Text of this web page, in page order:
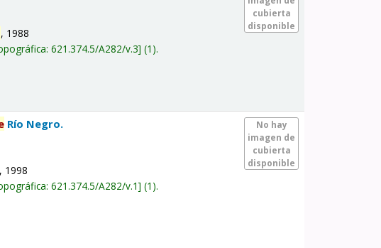
cubierta
disponible
, 1988
621.374.5/A282/v.3 (1).
No hay
imagen de
cubierta
disponible
Río Negro.
, 1998
621.374.5/A282/v.1 (1).